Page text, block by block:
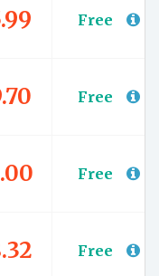
Free
Free
Free
Free